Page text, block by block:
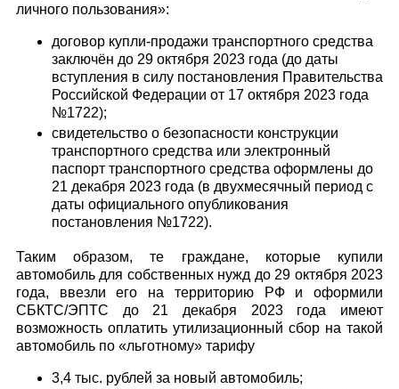
личного пользования»:
договор купли-продажи транспортного средства
заключён до 29 октября 2023 года (до даты
вступления в силу постановления Правительства
Российской Федерации от 17 октября 2023 года
№1722);
свидетельство о безопасности конструкции
транспортного средства или электронный
паспорт транспортного средства оформлены до
21 декабря 2023 года (в двухмесячный период с
даты официального опубликования
постановления №1722).
Таким образом, те граждане, которые купили
автомобиль для собственных нужд до 29 октября 2023
года, ввезли его на территорию РФ и оформили
СБКТС/ЭПТС до 21 декабря 2023 года имеют
возможность оплатить утилизационный сбор на такой
автомобиль по «льготному» тарифу
3,4 тыс. рублей за новый автомобиль;